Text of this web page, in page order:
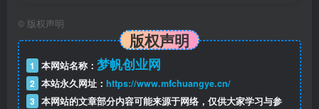
© 版权声明
版权声明
1 本网站名称： 梦帆创业网
2 本站永久网址： https://www.mfchuangye.cn/
3 本网站的文章部分内容可能来源于网络，仅供大家学习与参